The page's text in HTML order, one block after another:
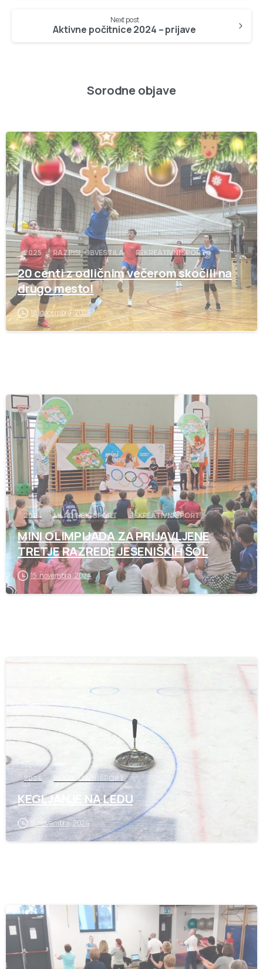
Next post
Aktivne počitnice 2024 – prijave
Sorodne objave
-
2025 RAZPISI, OBVESTILA REKREATIVNI ŠPORT
20 centi z odličnim večerom skočili na
drugo mesto!
18. decembra, 2025
2024 MLADINSKI ŠPORT REKREATIVNI ŠPORT
MINI OLIMPIJADA ZA PRIJAVLJENE
TRETJE RAZREDE JESENIŠKIH ŠOL
15. novembra, 2024
2024 REKREATIVNI ŠPORT
KEGLJANJE NA LEDU
11. novembra, 2024
-